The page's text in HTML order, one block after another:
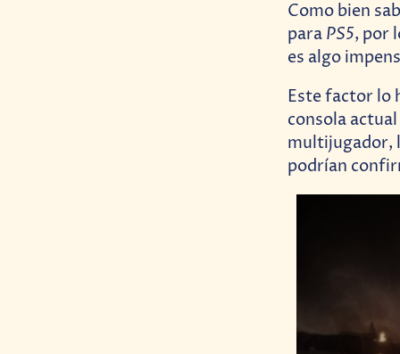
Como bien
para PS5, por
es algo
Este factor lo
consola
multijugador,
podrían